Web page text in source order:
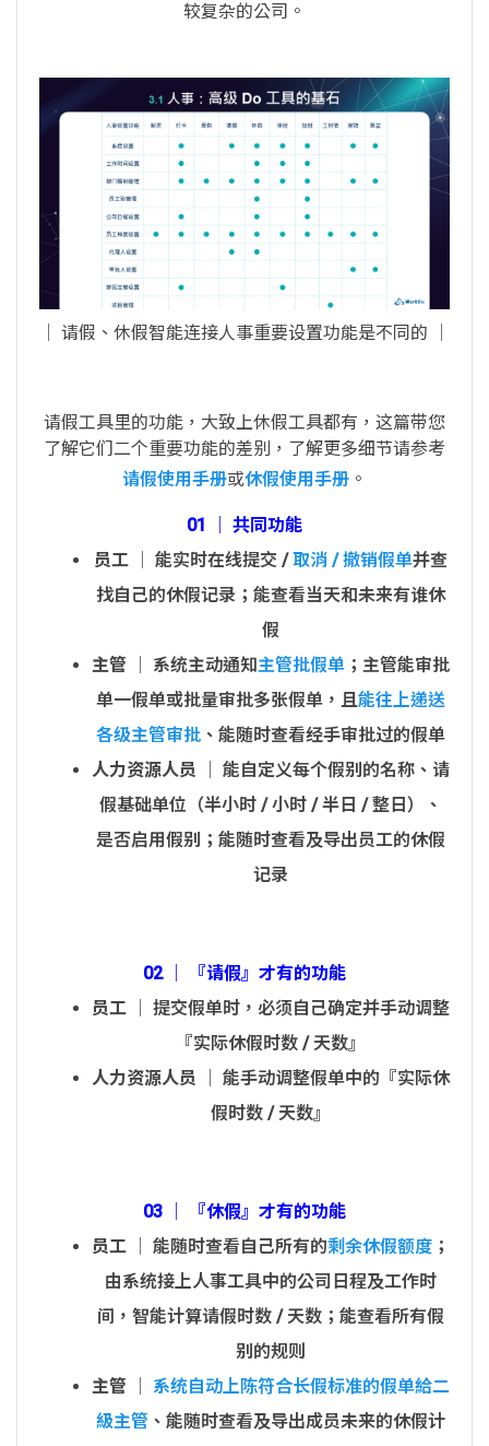
较复杂的公司。
│ 请假、休假智能连接人事重要设置功能是不同的 │
请假工具里的功能，大致上休假工具都有，这篇带您
了解它们二个重要功能的差别，了解更多细节请参考
请假使用手册或休假使用手册 。
01 │ 共同功能
员工 │ 能实时在线提交 /取消 / 撤销假单并查
找自己的休假记录；能查看当天和未来有谁休
假
主管 │ 系统主动通知主管批假单 ；主管能审批
单一假单或批量审批多张假单，且 能往上递送
各级主管审批 、能随时查看经手审批过的假单
人力资源人员
│ 能自定义每个假别的名称、请
假基础单位（半小时 / 小时 / 半日 / 整日）、
是否启用假别；能随时查看及导出员工的休假
记录
02 │ 『请假』才有的功能
员工 │ 提交假单时，必须自己确定并手动调整
『实际休假时数 / 天数』
人力资源人员
│ 能手动调整假单中的『实际休
假时数 / 天数』
03 │ 『休假』才有的功能
员工 │ 能随时查看自己所有的剩余休假额度 ；
由系统接上人事工具中的公司日程及工作时
间，智能计算请假时数 / 天数；能查看所有假
别的规则
主管
系统自动上陈符合长假标准的假单給二
級主管 、能随时查看及导出成员未来的休假计